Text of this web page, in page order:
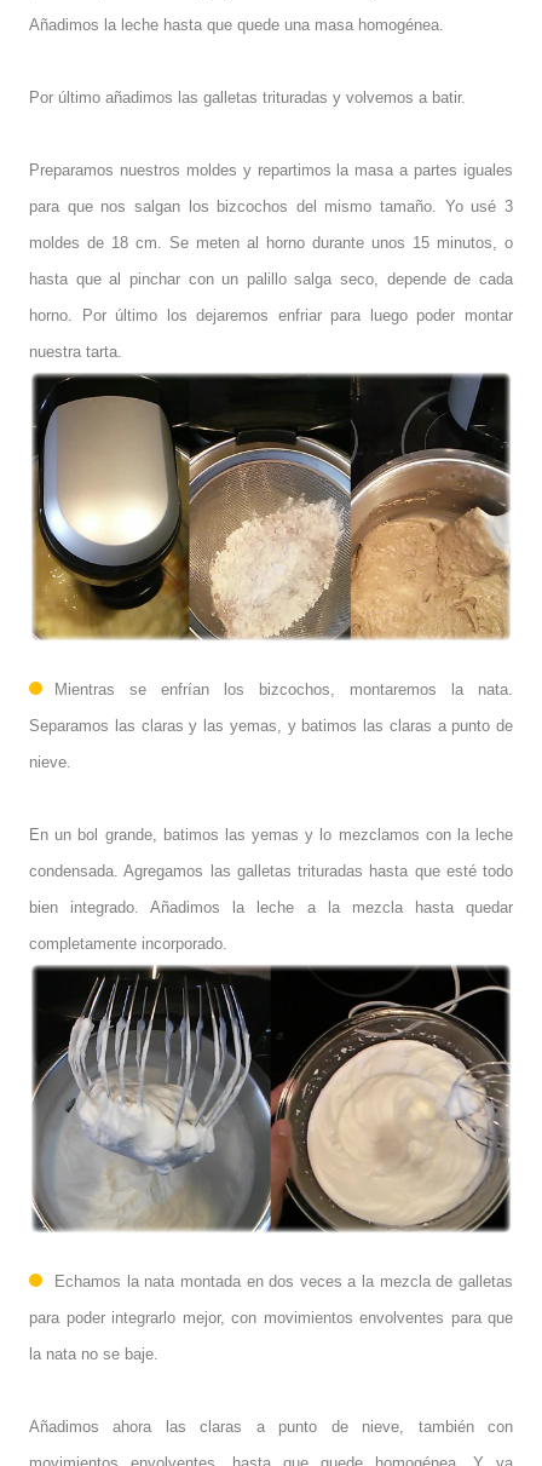
Añadimos la leche hasta que quede una masa homogénea.
Por último añadimos las galletas trituradas y volvemos a batir.
Preparamos nuestros moldes y repartimos la masa a partes iguales
para que nos salgan los bizcochos del mismo tamaño. Yo usé 3
moldes de 18 cm. Se meten al horno durante unos 15 minutos, o
hasta que al pinchar con un palillo salga seco, depende de cada
horno. Por último los dejaremos enfriar para luego poder montar
nuestra tarta.
Mientras se enfrían los bizcochos, montaremos la nata.
Separamos las claras y las yemas, y batimos las claras a punto de
nieve.
En un bol grande, batimos las yemas y lo mezclamos con la leche
condensada. Agregamos las galletas trituradas hasta que esté todo
bien integrado. Añadimos la leche a la mezcla hasta quedar
completamente incorporado.
Echamos la nata montada en dos veces a la mezcla de galletas
para poder integrarlo mejor, con movimientos envolventes para que
la nata no se baje.
Añadimos ahora las claras a punto de nieve, también con